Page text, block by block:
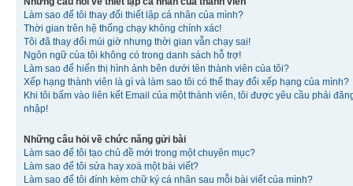
Làm sao để tôi thay đổi thiết lập cá nhân của mình?
Thời gian trên hệ thống chạy không chính xác!
Tôi đã thay đổi múi giờ nhưng thời gian vẫn chạy sai!
Ngôn ngữ của tôi không có trong danh sách hỗ trợ!
Làm sao để hiển thị hình ảnh bên dưới tên thành viên của tôi?
Xếp hạng thành viên là gì và làm sao tôi có thể thay đổi xếp hạng của mình?
Khi tôi bấm vào liên kết Email của một thành viên, tôi được yêu cầu phải
nhập!
Những câu hỏi về chức năng gửi bài
Làm sao để tôi tạo chủ đề mới trong một chuyên mục?
Làm sao để tôi sửa hay xoá một bài viết?
Làm sao để tôi đính kèm chữ ký cá nhân sau mỗi bài viết của mình?